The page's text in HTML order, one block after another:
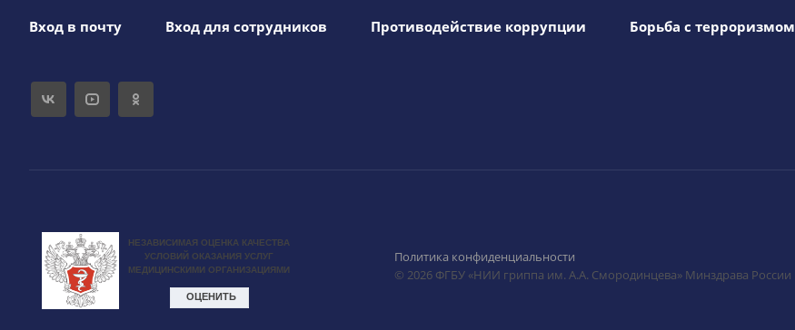
Вход в почту Вход для сотрудников Противодействие коррупции Борьба с терроризмом
Политика конфиденциальности
© 2026 ФГБУ «НИИ гриппа им. А.А. Смородинцева» Минздрава России